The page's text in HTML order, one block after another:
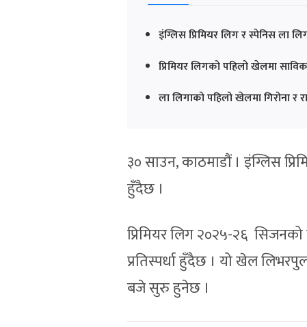
इंग्लिस प्रिमियर लिग र स्पेनिस
प्रिमियर लिगको पहिलो खेलमा
ला लिगाको पहिलो खेलमा गिरोना र
३० साउन, काठमाडौं । इंग्लिस
हुँदैछ ।
प्रिमियर लिग २०२५-२६
प्रतिस्पर्धा हुँदैछ । यो खेल
बजे सुरु हुनेछ ।